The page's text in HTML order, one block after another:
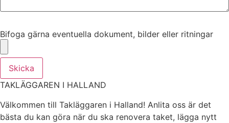
Bifoga gärna eventuella dokument, bilder eller ritningar
Skicka
TAKLÄGGAREN I HALLAND
Välkommen till Takläggaren i Halland! Anlita oss är det
bästa du kan göra när du ska renovera taket, lägga nytt